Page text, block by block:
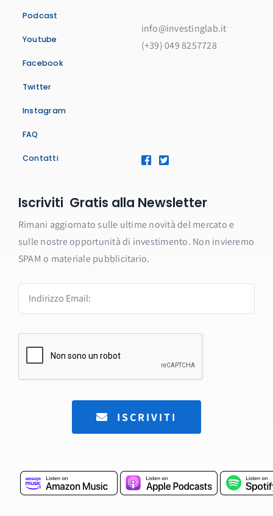
Podcast
Youtube
Facebook
Twitter
Instagram
FAQ
Contatti
info@investinglab.it
(+39) 049 8257728
Iscriviti Gratis alla Newsletter
Rimani aggiornato sulle ultime novità del mercato e
sulle nostre opportunità di investimento. Non invieremo
SPAM o materiale pubblicitario.
ISCRIVITI